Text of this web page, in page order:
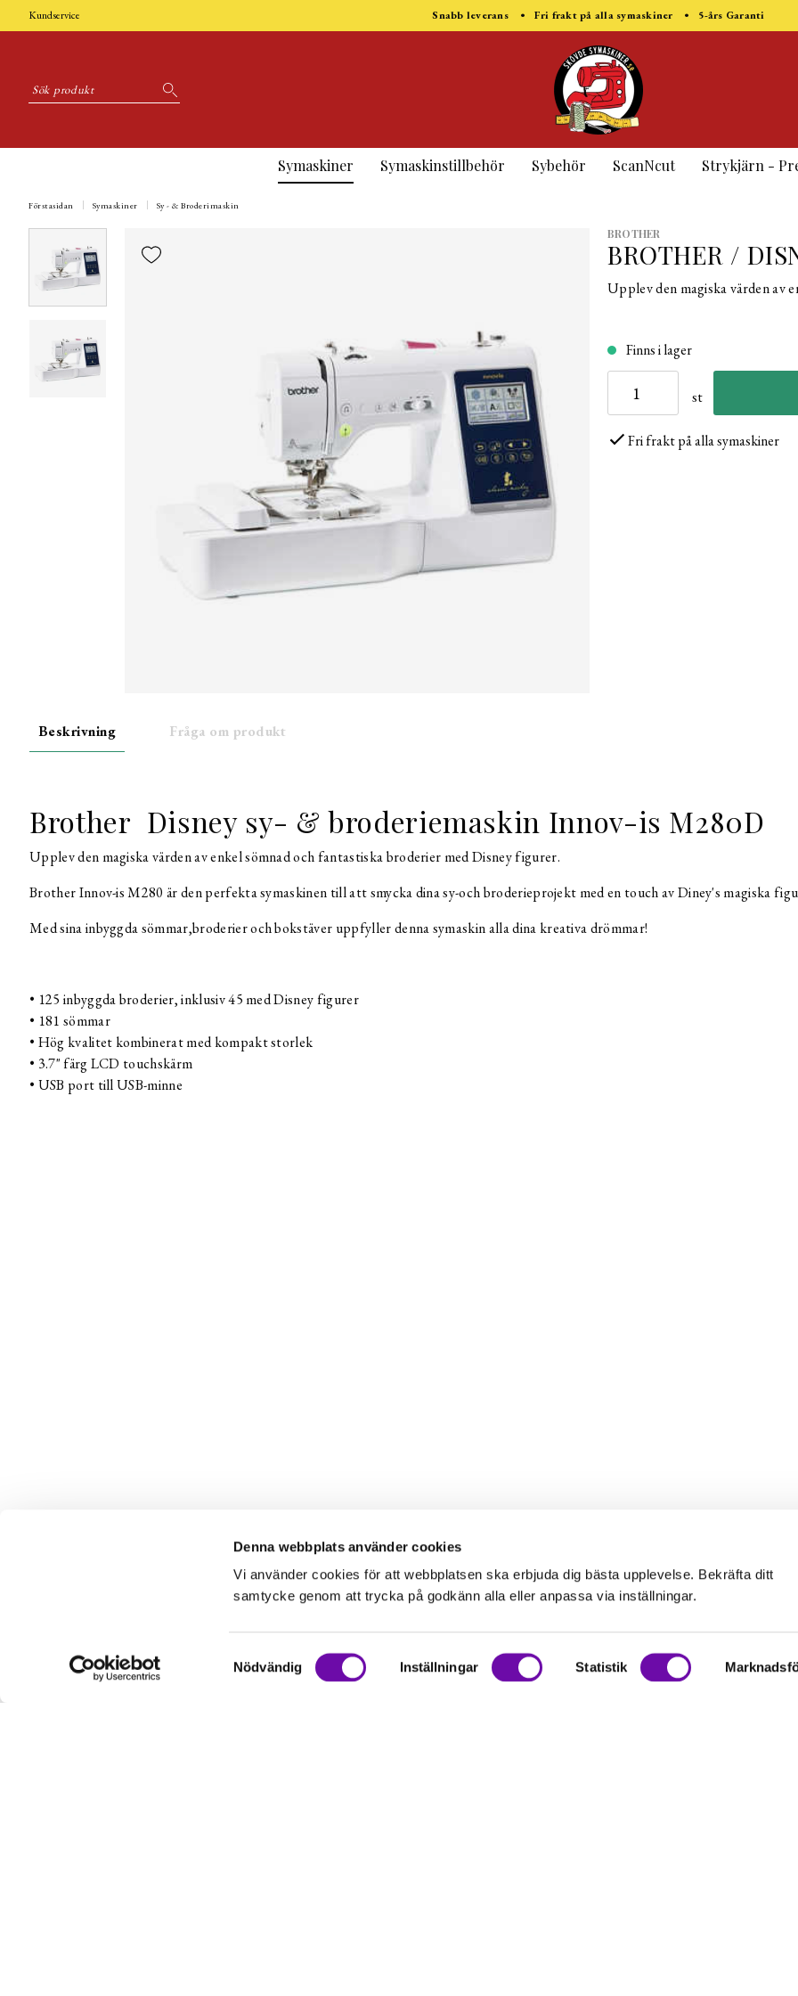
Denna webbplats använder cookies
Vi använder cookies för att webbplatsen ska erbjuda dig bästa upplevelse. Bekräfta ditt
samtycke genom att trycka på godkänn alla eller anpassa via inställningar.
Samtyckesval
Nödvändig Inställningar Statistik
Kundservice Snabb leverans • Fri frakt på alla symaskiner • 5-års Garanti
Symaskiner Symaskinstillbehör Sybehör ScanNcut Strykjärn -
Förstasidan Symaskiner Sy - & Broderimaskin
BROTHER
BROTHER /
Upplev den magiska värden av
Finns i lager
st
Fri frakt på alla symaskiner
Beskrivning Fråga om produkt
Brother Disney sy- & broderiemaskin Innov-is M280D
Upplev den magiska värden av enkel sömnad och fantastiska broderier med Disney figurer.
Brother Innov-is M280 är den perfekta symaskinen till att smycka dina sy-och broderieprojekt med en touch av Diney's magiska
Med sina inbyggda sömmar,broderier och bokstäver uppfyller denna symaskin alla dina kreativa drömmar!
• 125 inbyggda broderier, inklusiv 45 med Disney figurer
• 181 sömmar
• Hög kvalitet kombinerat med kompakt storlek
• 3.7" färg LCD touchskärm
• USB port till USB-minne